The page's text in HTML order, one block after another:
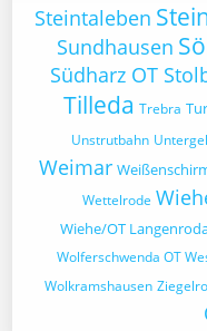
Steintaleben
Sundhausen
Südharz OT
Tilleda Trebra
Unstrutbahn
Weimar
Wettelrode
Wiehe/OT
Wolferschwenda OT
Wolkramshausen